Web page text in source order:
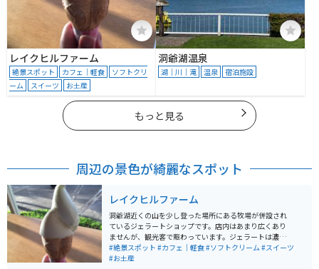
レイクヒルファーム
絶景スポット カフェ｜軽食
ソフトクリ
ーム
スイーツ お土産
洞爺湖温泉
湖｜川｜滝 温泉 宿泊施設
もっと見る
周辺の景色が綺麗なスポット
レイクヒルファーム
洞爺湖近くの山を少し登った場所にある牧場が併設され
ているジェラートショップです。店内はあまり広くあり
ませんが、観光客で賑わっています。ジェラートは濃厚
ですが、後味はすっきりとして美味しいです。テラスに
出ると山羊や牛も見えて、ずっと続く牧草地に北海道ら
#絶景スポット #カフェ｜軽食#ソフトクリーム#スイーツ
#お土産